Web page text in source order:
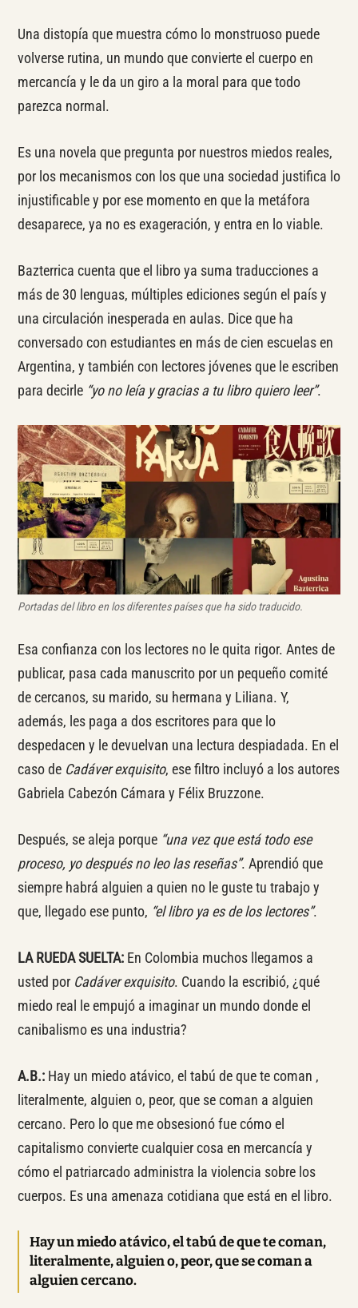
Una distopía que muestra cómo lo monstruoso puede
volverse rutina, un mundo que convierte el cuerpo en
mercancía y le da un giro a la moral para que todo
parezca normal.
Es una novela que pregunta por nuestros miedos reales,
por los mecanismos con los que una sociedad justifica lo
injustificable y por ese momento en que la metáfora
desaparece, ya no es exageración, y entra en lo viable.
Bazterrica cuenta que el libro ya suma traducciones a
más de 30 lenguas, múltiples ediciones según el país y
una circulación inesperada en aulas. Dice que ha
conversado con estudiantes en más de cien escuelas en
Argentina, y también con lectores jóvenes que le escriben
para decirle “yo no leía y gracias a tu libro quiero leer”.
Portadas del libro en los diferentes países que ha sido traducido.
Esa confianza con los lectores no le quita rigor. Antes de
publicar, pasa cada manuscrito por un pequeño comité
de cercanos, su marido, su hermana y Liliana. Y,
además, les paga a dos escritores para que lo
despedacen y le devuelvan una lectura despiadada. En el
caso de Cadáver exquisito, ese filtro incluyó a los autores
Gabriela Cabezón Cámara y Félix Bruzzone.
Después, se aleja porque“una vez que está todo ese
proceso, yo después no leo las reseñas”. Aprendió que
siempre habrá alguien a quien no le guste tu trabajo y
que, llegado ese punto, “el libro ya es de los lectores”.
LA RUEDA SUELTA:En Colombia muchos llegamos a
usted por Cadáver exquisito. Cuando la escribió, ¿qué
miedo real le empujó a imaginar un mundo donde el
canibalismo es una industria?
A.B.:Hay un miedo atávico, el tabú de que te coman ,
literalmente, alguien o, peor, que se coman a alguien
cercano. Pero lo que me obsesionó fue cómo el
capitalismo convierte cualquier cosa en mercancía y
cómo el patriarcado administra la violencia sobre los
cuerpos. Es una amenaza cotidiana que está en el libro.
Hay un miedo atávico, el tabú de que te coman,
literalmente, alguien o, peor, que se coman a
alguien cercano.